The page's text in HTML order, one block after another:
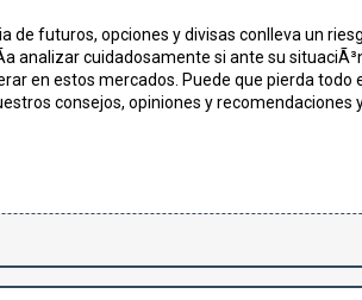
de futuros, opciones y divisas conlleva un
analizar cuidadosamente si ante su
en estos mercados. Puede que pierda
consejos, opiniones y recomendaciones